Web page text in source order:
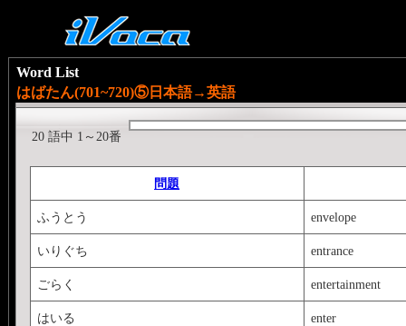
Word List
はばたん(701~720)⑤日本語→英語
20 語中 1～20番
問題
ふうとう envelope
いりぐち entrance
ごらく entertainment
はいる enter